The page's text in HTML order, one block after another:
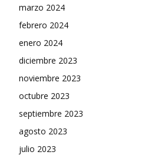
marzo 2024
febrero 2024
enero 2024
diciembre 2023
noviembre 2023
octubre 2023
septiembre 2023
agosto 2023
julio 2023